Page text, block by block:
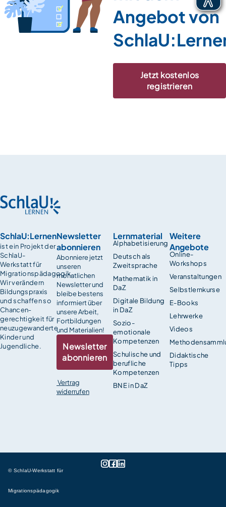
Angebot von
Jetzt kostenlos
registrieren
SchlaU:Lernen
ist ein Projekt der
SchlaU-
Werkstatt für
Migrationspädagogik.
Wir verändern
Bildungspraxis
und schaffen so
Chancen­
gerechtigkeit für
neuzugewanderte
Kinder und
Jugendliche.
Lernmaterial
Alphabetisierung
Deutsch als
Zweitsprache
Mathematik in
DaZ
Digitale Bildung
in DaZ
Sozio-
emotionale
Kompetenzen
Schulische und
berufliche
Kompetenzen
BNE in DaZ
Weitere
Angebote
Online-
Workshops
Veranstaltungen
Selbstlernkurse
E-Books
Lehrwerke
Videos
Didaktische
Tipps
Newsletter
abonnieren
Abonniere jetzt
unseren
monatlichen
Newsletter und
bleibe bestens
informiert über
unsere Arbeit,
Fortbildungen
und Materialien!
Newsletter
abonnieren
Vertrag
widerrufen
© SchlaU-Werkstatt für
Migrationspädagogik